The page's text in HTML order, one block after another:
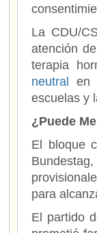
La CDU/
atención
terapia
neutral
en
escuelas y
¿Puede
El bloque
para
El partido